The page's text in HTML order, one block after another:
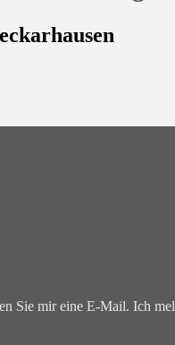
Sie mir eine E-Mail. Ich